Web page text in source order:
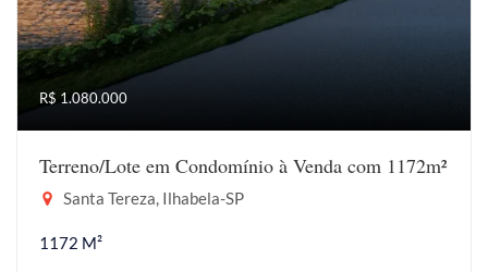
R$ 1.080.000
Terreno/Lote em Condomínio à Venda com 1172m²
Santa Tereza, Ilhabela-SP
1172 M²